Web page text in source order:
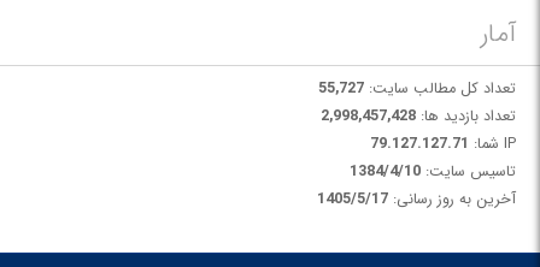
آمار
تعداد کل مطالب سایت: 55,727
تعداد بازدید ها: 2,998,457,428
IP شما:
79.127.127.71
تاسیس سایت: 1384/4/10
آخرین به روز رسانی: 1405/5/17